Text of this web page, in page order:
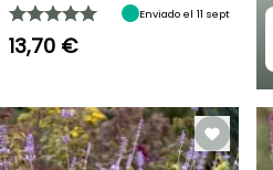
Enviado el 11 sept
13,70 €